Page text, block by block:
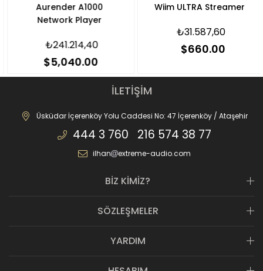
Aurender A1000
Network Player
₺241.214,40
$5,040.00
Wiim ULTRA Streamer
₺31.587,60
$660.00
İLETİŞİM
Üsküdar İçerenköy Yolu Caddesi No: 47 İçerenköy / Ataşehir
444 3 760 216 574 38 77
ilhan extreme-audio.com
BİZ KİMİZ?
SÖZLEŞMELER
YARDIM